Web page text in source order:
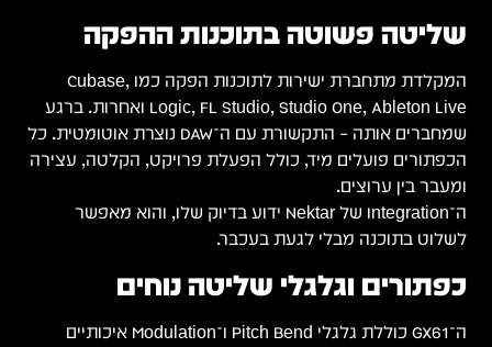
שליטה פשוטה בתוכנות ההפקה
המקלדת מתחברת ישירות לתוכנות הפקה כמו Cubase,
Logic, FL Studio, Studio One, Ableton Live ואחרות. ברגע
שמחברים אותה – התקשורת עם ה־DAW נוצרת אוטומטית. כל
הכפתורים פועלים מיד, כולל הפעלת פרויקט, הקלטה, עצירה
ומעבר בין ערוצים.
ה־Integration של Nektar ידוע בדיוק שלו, והוא מאפשר
לשלוט בתוכנה מבלי לגעת בעכבר.
כפתורים וגלגלי שליטה נוחים
ה־GX61 כוללת גלגלי Pitch Bend ו־Modulation איכותיים